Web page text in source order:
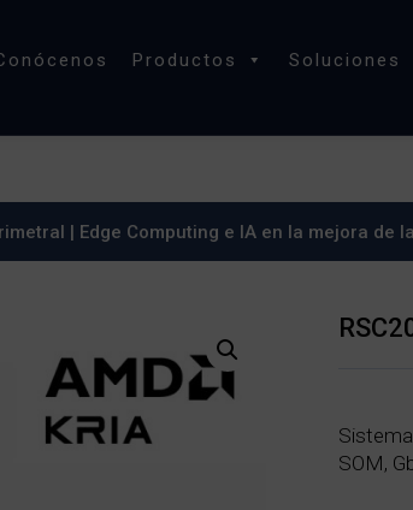
Productos Soluciones
| Edge Computing e IA en la mejora de
SOM,